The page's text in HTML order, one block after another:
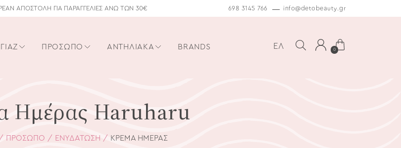
ΑΠΟΣΤΟΛΗ ΓΙΑ ΠΑΡΑΓΓΕΛΙΕΣ ΑΝΩ ΤΩΝ 30€ 698 3145 766 info@detobeauty.gr
ΠΡΌΣΩΠΟ ΑΝΤΗΛΙΑΚΆ BRANDS ΕΛ 0
Ημέρας Haruharu
ΠΡΌΣΩΠΟ ΕΝΥΔΆΤΩΣΗ ΚΡΈΜΑ ΗΜΈΡΑΣ